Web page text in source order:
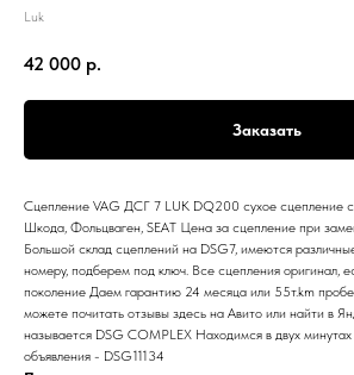
Luk
42 000 р.
Заказать
Сцепление VAG ДСГ 7 LUK DQ200 сухое сцепление с
Шкода, Фольцваген, SEAT Цена за сцепление при
Большой склад сцеплений на DSG7, имеются
номеру, подберем под ключ. Все сцепления оригинал,
поколение Даем гарантию 24 месяца или 55т.km
можете почитать отзывы здесь на Авито или найти в
называется DSG COMPLEX Находимся в двух
объявления - DSG11134